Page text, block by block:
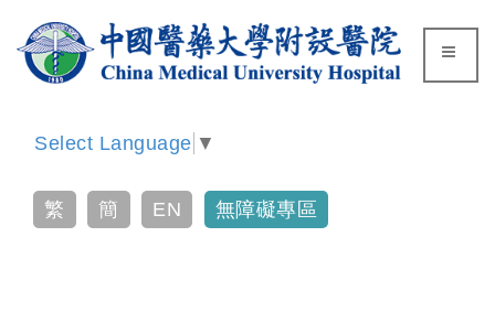
Select Language ▼
繁 簡 EN 無障礙專區